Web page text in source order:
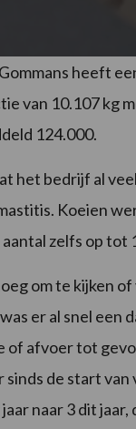
heeft
van 10.107 kg
124.000.
het bedrijf al
Koeien
zelfs op tot
om te kijken
er al snel een
afvoer tot
sinds de start
naar 3 dit